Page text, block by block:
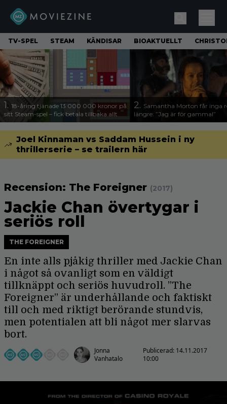
TV-SPEL STEAM KÄNDISAR BIOAKTUELLT
1. 18-åring tjänade 13 000 000 kronor på
sitt Steam-spel – fick betala tillbaka allt
2. Samantha Morton får inga
längre: ”Jag är för gammal”
Joel Kinnaman vs Saddam Hussein i ny
thrillerserie – se trailern här
Recension: The Foreigner (2017)
Jackie Chan övertygar i
seriös roll
THE FOREIGNER
En inte alls pjåkig thriller med Jackie Chan
i något så ovanligt som en väldigt
tillknäppt och seriös huvudroll. ”The
Foreigner” är underhållande och faktiskt
till och med riktigt berörande stundvis,
men potentialen att bli något mer slarvas
bort.
Jonna
Vanhatalo
Publicerad: 14.11.2017
10:00